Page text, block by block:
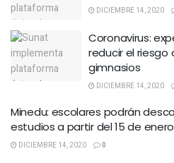
DICIEMBRE 14, 2020
Coronavirus:
reducir el riesgo
gimnasios
DICIEMBRE 14, 2020
Minedu: escolares podrán
estudios a partir del 15 de enero
DICIEMBRE 14, 2020 0